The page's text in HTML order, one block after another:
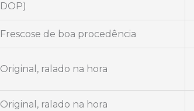
DOP)
Frescose de boa procedência
Original, ralado na hora
Original, ralado na hora